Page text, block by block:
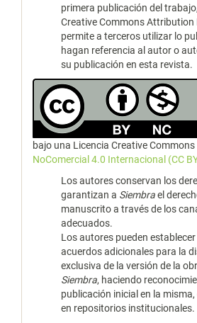
primera publicación del
Creative Commons Attribution
permite a terceros utilizar lo
hagan referencia al autor o
su publicación en esta revista.
bajo una Licencia Creative Commons
NoComercial 4.0 Internacional (CC
Los autores conservan los
garantizan a Siembrael
manuscrito a través de los
adecuados.
Los autores pueden
acuerdos adicionales para la
exclusiva de la versión de la
Siembra, haciendo
publicación inicial en la
en repositorios institucionales.